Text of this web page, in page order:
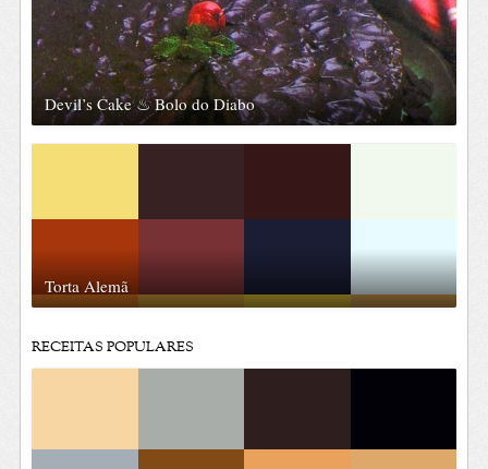
Devil’s Cake ♨ Bolo do Diabo
Torta Alemã
RECEITAS POPULARES